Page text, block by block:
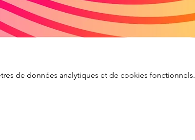
de données analytiques et de cookies fonctionnels.